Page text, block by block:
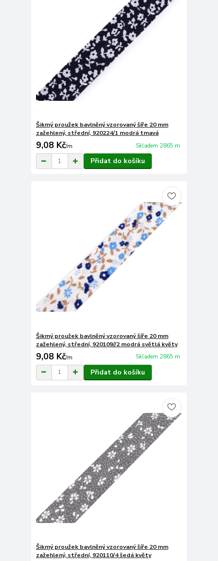
Šikmý proužek bavlněný vzorovaný šíře 20 mm
zažehlený, střední, 920224/1 modrá tmavá
9,08 Kč/m Skladem 2865 m
Přidat do košíku
Šikmý proužek bavlněný vzorovaný šíře 20 mm
zažehlený, střední, 920109//2 modrá světlá květy
9,08 Kč/m Skladem 2865 m
Přidat do košíku
Šikmý proužek bavlněný vzorovaný šíře 20 mm
zažehlený, střední, 920110/4 šedá květy